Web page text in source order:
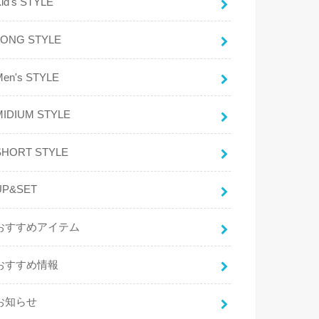
STYLE
LONG STYLE
STYLE
STYLE
STYLE
すすめアイテム
すすめ情報
知らせ